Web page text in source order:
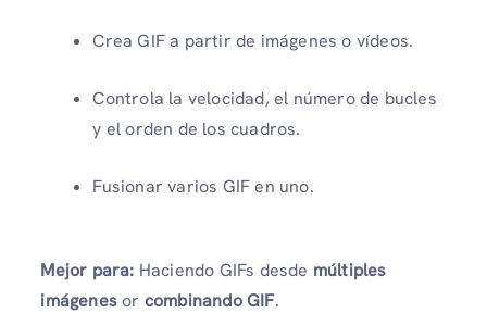
Crea GIF a partir de imágenes o vídeos.
Controla la velocidad, el número de bucles
y el orden de los cuadros.
Fusionar varios GIF en uno.
Mejor para: Haciendo GIFs desde múltiples
imágenesor combinando GIF.